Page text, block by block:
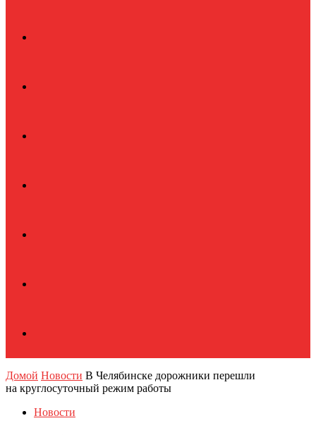
Домой Новости В Челябинске дорожники перешли
на круглосуточный режим работы
Новости